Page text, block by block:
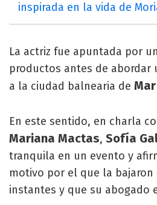
inspirada en la vida de
La actriz fue apuntada por
productos antes de abordar
a la ciudad balnearia de
En este sentido, en charla
Mariana Mactas, Sofía
tranquila en un evento y
motivo por el que la
instantes y que su abogado